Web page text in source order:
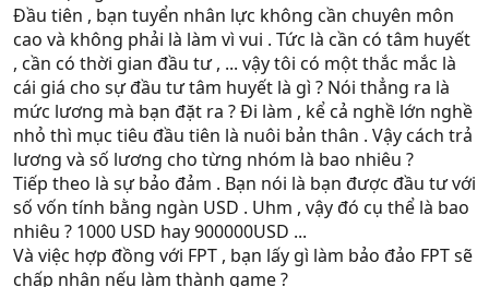
Đầu tiên , bạn tuyển nhân lực không cần chuyên môn
cao và không phải là làm vì vui . Tức là cần có tâm huyết
, cần có thời gian đầu tư , ... vậy tôi có một thắc mắc là
cái giá cho sự đầu tư tâm huyết là gì ? Nói thẳng ra là
mức lương mà bạn đặt ra ? Đi làm , kể cả nghề lớn nghề
nhỏ thì mục tiêu đầu tiên là nuôi bản thân . Vậy cách trả
lương và số lương cho từng nhóm là bao nhiêu ?
Tiếp theo là sự bảo đảm . Bạn nói là bạn được đầu tư với
số vốn tính bằng ngàn USD . Uhm , vậy đó cụ thể là bao
nhiêu ? 1000 USD hay 900000USD ...
Và việc hợp đồng với FPT , bạn lấy gì làm bảo đảo FPT sẽ
chấp nhận nếu làm thành game ?